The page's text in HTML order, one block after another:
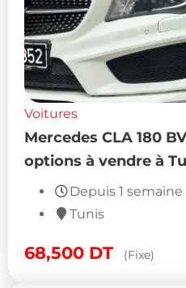
Voitures
Mercedes CLA 180
options à vendre à
Depuis 1 semaine
Tunis
68,500 DT (Fixe)